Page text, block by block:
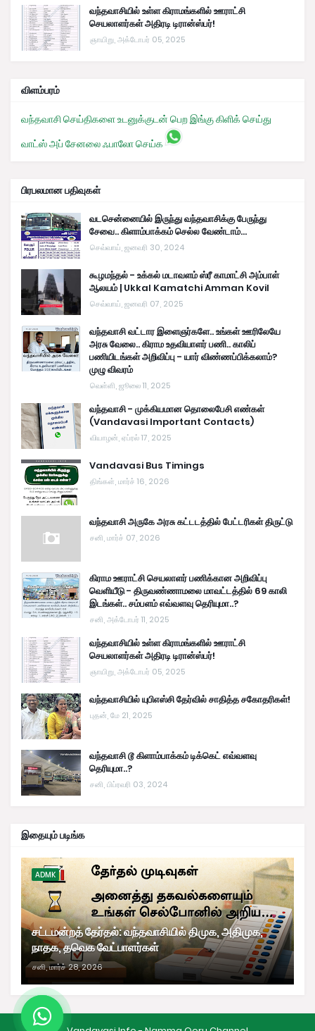
வந்தவாசியில் உள்ள கிராமங்களில் ஊராட்சி
செயலாளர்கள் அதிரடி டிரான்ஸ்பர்!
ஞாயிறு, அக்டோபர் 05, 2025
விளம்பரம்
வந்தவாசி செய்திகளை உடனுக்குடன் பெற இங்கு கிளிக் செய்து
வாட்ஸ் அப் சேனலை ஃபாலோ செய்க
பிரபலமான பதிவுகள்
வடசென்னையில் இருந்து வந்தவாசிக்கு பேருந்து
சேவை.. கிளாம்பாக்கம் செல்ல வேண்டாம்...
செவ்வாய், ஜனவரி 30, 2024
கூழமந்தல் - உக்கல் மடாவளம் ஸ்ரீ காமாட்சி அம்பாள்
ஆலயம் | Ukkal Kamatchi Amman Kovil
செவ்வாய், ஜனவரி 07, 2025
வந்தவாசி வட்டார இளைஞர்களே.. உங்கள் ஊரிலேயே
அரசு வேலை.. கிராம உதவியாளர் பணி.. காலிப்
பணியிடங்கள் அறிவிப்பு - யார் விண்ணப்பிக்கலாம்?
முழு விவரம்
வெள்ளி, ஜூலை 11, 2025
வந்தவாசி - முக்கியமான தொலைபேசி எண்கள்
(Vandavasi Important Contacts)
வியாழன், ஏப்ரல் 17, 2025
Vandavasi Bus Timings
திங்கள், மார்ச் 16, 2026
வந்தவாசி அருகே அரசு கட்டடத்தில் பேட்டரிகள் திருட்டு
சனி, மார்ச் 07, 2026
கிராம ஊராட்சி செயலாளர் பணிக்கான அறிவிப்பு
வெளியீடு - திருவண்ணாமலை மாவட்டத்தில் 69 காலி
இடங்கள்.. சம்பளம் எவ்வளவு தெரியுமா..?
சனி, அக்டோபர் 11, 2025
வந்தவாசியில் உள்ள கிராமங்களில் ஊராட்சி
செயலாளர்கள் அதிரடி டிரான்ஸ்பர்!
ஞாயிறு, அக்டோபர் 05, 2025
வந்தவாசியில் யுபிஎஸ்சி தேர்வில் சாதித்த சகோதரிகள்!
புதன், மே 21, 2025
வந்தவாசி டூ கிளாம்பாக்கம் டிக்கெட் எவ்வளவு
தெரியுமா..?
சனி, பிப்ரவரி 03, 2024
இதையும் படிங்க
ADMK
சட்டமன்றத் தேர்தல்: வந்தவாசியில் திமுக, அதிமுக,
நாதக, தவெக வேட்பாளர்கள்
சனி, மார்ச் 28, 2026